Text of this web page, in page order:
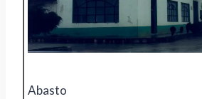
Abasto